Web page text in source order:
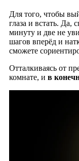
Для того, чтобы
глаза и встать. Да,
минуту и две не
шагов вперёд и
сможете
Отталкиваясь от
комнате, и в